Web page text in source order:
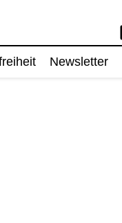
Newsletter